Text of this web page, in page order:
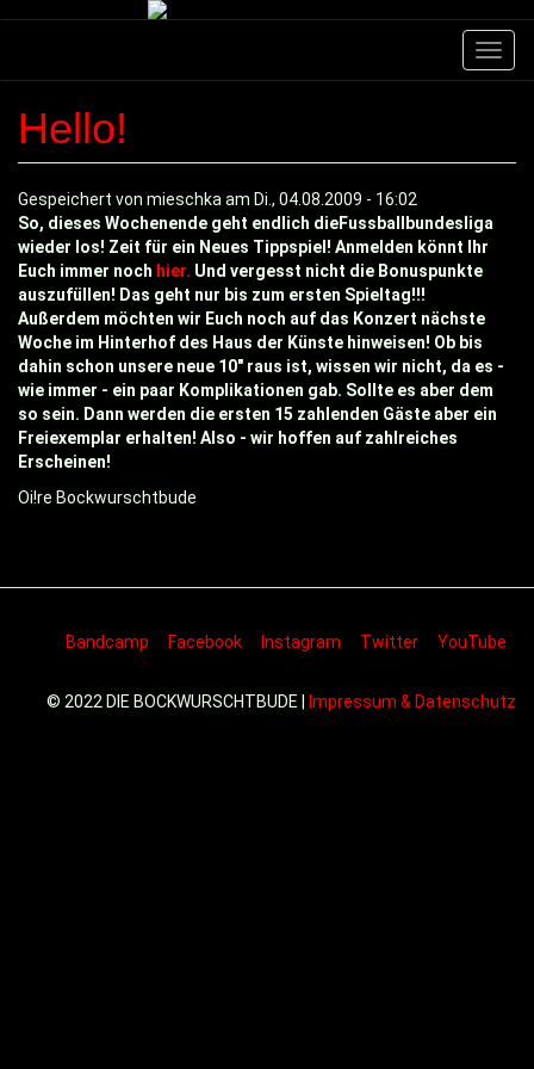
Hello!
Gespeichert von mieschka am Di., 04.08.2009 - 16:02
So, dieses Wochenende geht endlich dieFussballbundesliga
wieder los! Zeit für ein Neues Tippspiel! Anmelden könnt Ihr
Euch immer noch hier. Und vergesst nicht die Bonuspunkte
auszufüllen! Das geht nur bis zum ersten Spieltag!!!
Außerdem möchten wir Euch noch auf das Konzert nächste
Woche im Hinterhof des Haus der Künste hinweisen! Ob bis
dahin schon unsere neue 10" raus ist, wissen wir nicht, da es -
wie immer - ein paar Komplikationen gab. Sollte es aber dem
so sein. Dann werden die ersten 15 zahlenden Gäste aber ein
Freiexemplar erhalten! Also - wir hoffen auf zahlreiches
Erscheinen!
Oi!re Bockwurschtbude
Bandcamp Facebook Instagram Twitter YouTube
© 2022 DIE BOCKWURSCHTBUDE | Impressum & Datenschutz